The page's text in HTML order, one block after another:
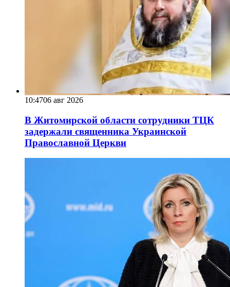
10:4706 авг 2026
В Житомирской области сотрудники ТЦК
задержали священника Украинской
Православной Церкви